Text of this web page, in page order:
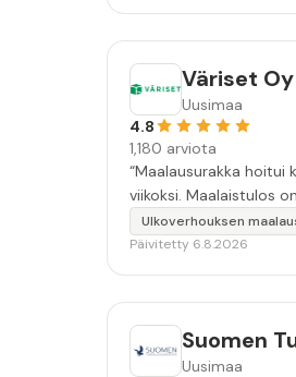
Väriset Oy
Uusimaa
4.8
1,180 arviota
“Maalausurakka
viikoksi. Maalaistulos
Ulkoverhouksen
Päivitetty 6.8.2026
Suomen
Uusimaa